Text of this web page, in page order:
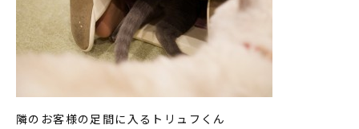
隣のお客様の足間に入るトリュフくん